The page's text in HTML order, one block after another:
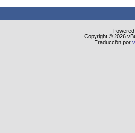
Copyright © 2026
Traducción por